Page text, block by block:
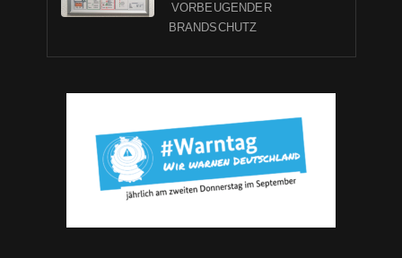
VORBEUGENDER
BRANDSCHUTZ